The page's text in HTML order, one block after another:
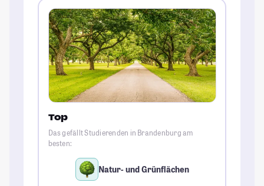
Top
Das gefällt Studierenden in Brandenburg am
besten:
Natur- und Grünflächen